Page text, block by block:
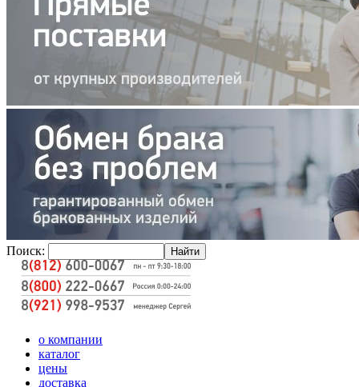
Поиск:
о компании
каталог
цены
доставка